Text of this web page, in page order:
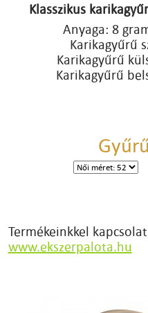
Klasszikus
Anyaga: 8
Karikagyűrű
Karikagyűrű
Karikagyűrű
Termékeinkkel
www.ekszerpalota.hu